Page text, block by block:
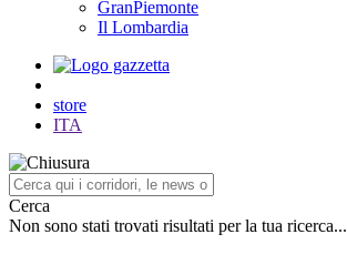
GranPiemonte
Il Lombardia
store
ITA
Cerca
Non sono stati trovati risultati per la tua ricerca...